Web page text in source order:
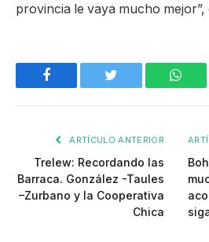
provincia le vaya mucho
Facebook Twitter
ARTÍCULO ANTERIOR
Trelew: Recordando las
Barraca. González -Taules
–Zurbano y la Cooperativa
Chica